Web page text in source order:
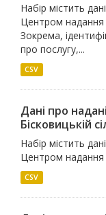
Набір містить
Центром надання
Зокрема,
про послугу,...
CSV
Дані про
Бісковицькій
Набір містить
Центром надання
CSV